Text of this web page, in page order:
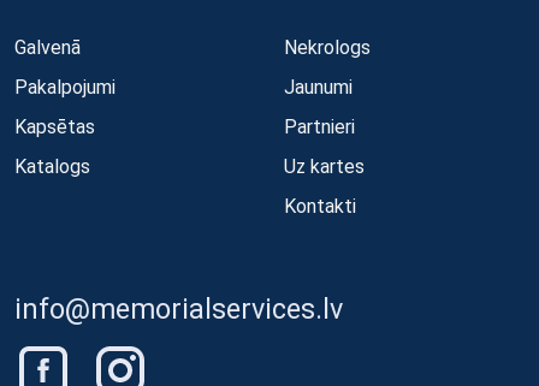
Galvenā
Pakalpojumi
Kapsētas
Katalogs
Nekrologs
Jaunumi
Partnieri
Uz kartes
Kontakti
info@memorialservices.lv